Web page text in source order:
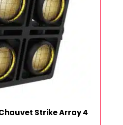
Strike Array 4